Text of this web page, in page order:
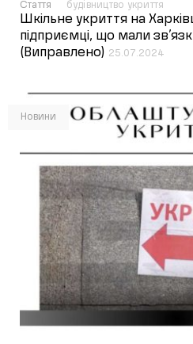
Стаття будівництво укриття
Шкільне укриття на
підприємці, що мали
(Виправлено) 25.07.2024
Новини